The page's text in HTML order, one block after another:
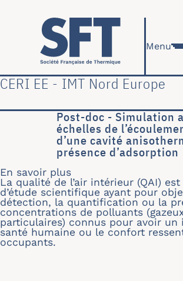
Aller au contenu principal
Menu
CERI EE - IMT Nord Europe
Post-doc - Simulation
échelles de
d’une cavité
présence d’adsorption
En savoir plus
La qualité de l’air intérieur (QAI)
d’étude scientifique ayant pour
détection, la quantification ou la
concentrations de polluants
particulaires) connus pour avoir un
santé humaine ou le confort
occupants.